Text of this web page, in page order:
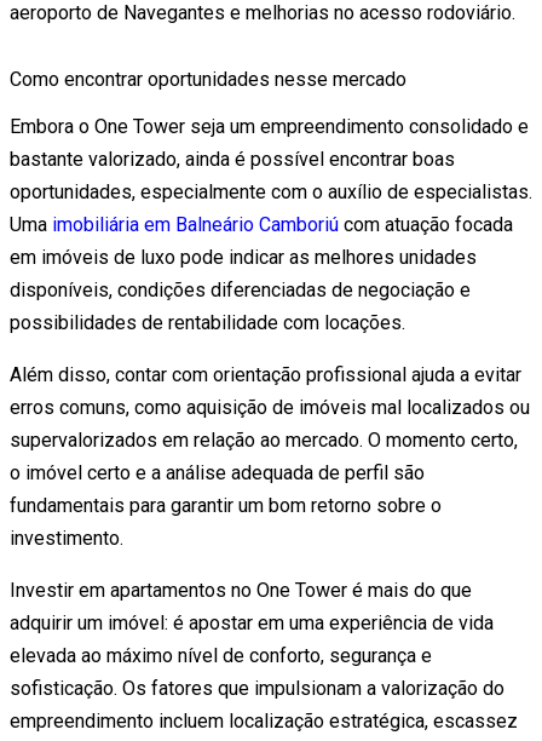
aeroporto de Navegantes e melhorias no acesso rodoviário.
Como encontrar oportunidades nesse mercado
Embora o One Tower seja um empreendimento consolidado e
bastante valorizado, ainda é possível encontrar boas
oportunidades, especialmente com o auxílio de especialistas.
Uma imobiliária em Balneário Camboriú com atuação focada
em imóveis de luxo pode indicar as melhores unidades
disponíveis, condições diferenciadas de negociação e
possibilidades de rentabilidade com locações.
Além disso, contar com orientação profissional ajuda a evitar
erros comuns, como aquisição de imóveis mal localizados ou
supervalorizados em relação ao mercado. O momento certo,
o imóvel certo e a análise adequada de perfil são
fundamentais para garantir um bom retorno sobre o
investimento.
Investir em apartamentos no One Tower é mais do que
adquirir um imóvel: é apostar em uma experiência de vida
elevada ao máximo nível de conforto, segurança e
sofisticação. Os fatores que impulsionam a valorização do
empreendimento incluem localização estratégica, escassez